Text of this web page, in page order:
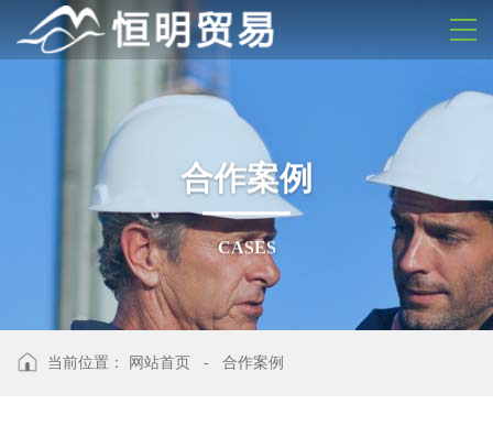
合作案例
CASES
当前位置： 网站首页 - 合作案例